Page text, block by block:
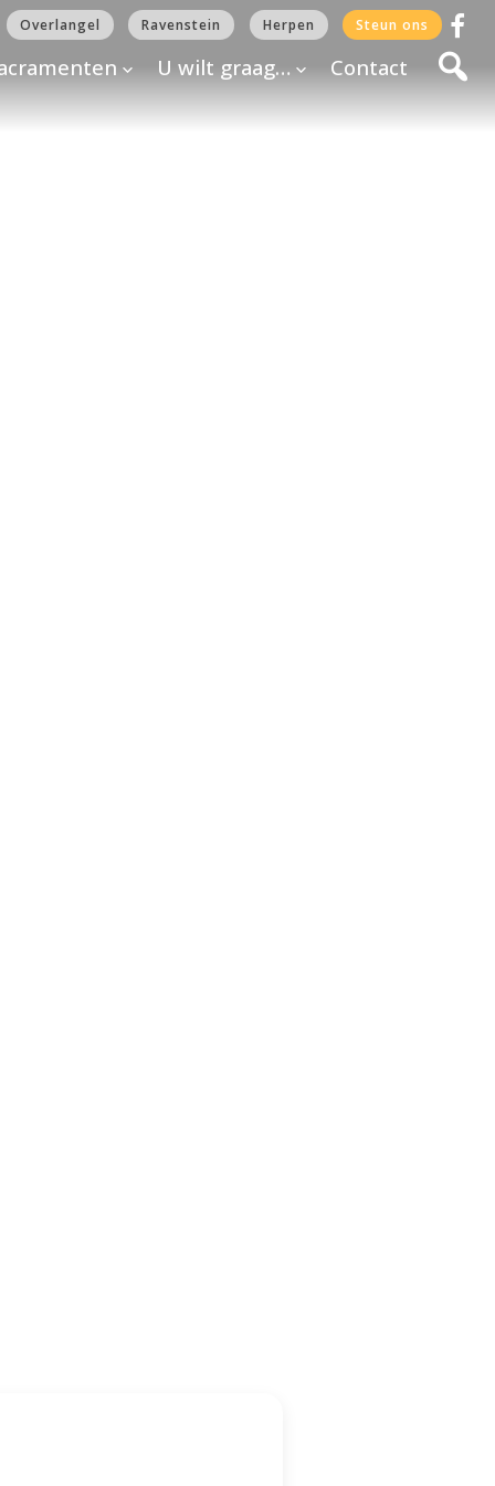
Overlangel Ravenstein Herpen Steun ons
U wilt graag… Contact